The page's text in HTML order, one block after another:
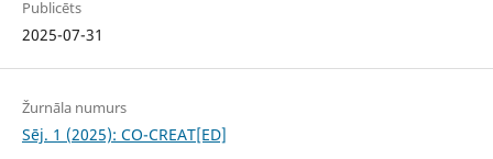
Publicēts
2025-07-31
Žurnāla numurs
Sēj. 1 (2025): CO-CREAT[ED]